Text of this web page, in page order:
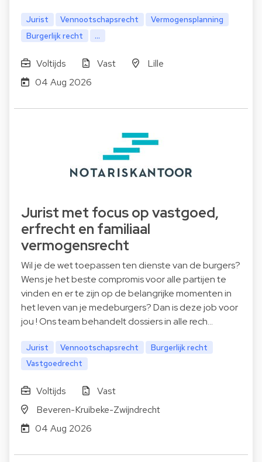
Jurist Vennootschapsrecht
Vermogensplanning
Burgerlijk recht
...
Voltijds Vast
Lille
04 Aug 2026
Jurist met focus op vastgoed,
erfrecht en familiaal
vermogensrecht
Wil je de wet toepassen ten dienste van de burgers?
Wens je het beste compromis voor alle partijen te
vinden en er te zijn op de belangrijke momenten in
het leven van je medeburgers? Dan is deze job voor
jou ! Ons team behandelt dossiers in alle rech…
Jurist Vennootschapsrecht
Burgerlijk recht
Vastgoedrecht
Voltijds
Vast
Beveren-Kruibeke-Zwijndrecht
04 Aug 2026